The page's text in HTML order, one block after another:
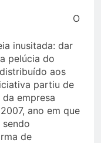
O
inusitada: dar
pelúcia do
aos
partiu de
empresa
ano em que
de